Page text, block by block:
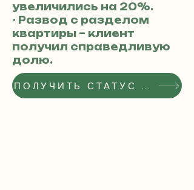
увеличились на 20%.
- Развод с разделом
квартиры – клиент
получил справедливую
долю.
ПОЛУЧИТЬ СТАТУС РЕКОМЕНДОВАННОГО АДВОКАТА